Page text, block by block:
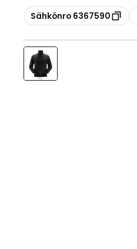
Kopioi
Sähkönro 6367590